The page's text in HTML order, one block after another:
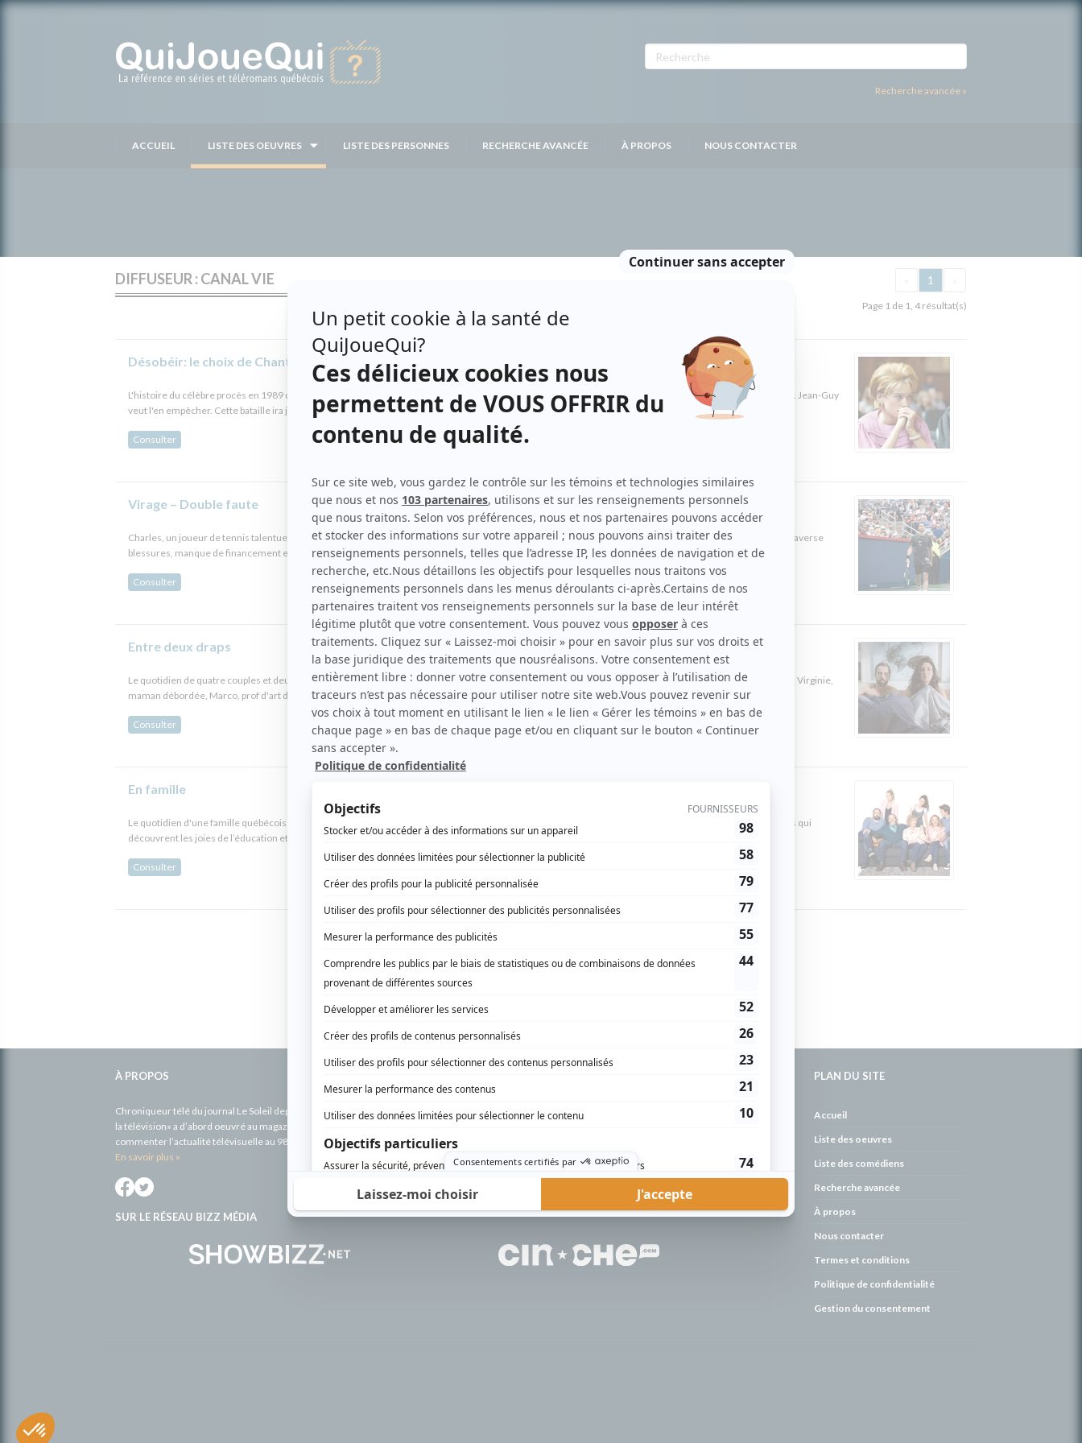
Recherche avancée »
ACCUEIL LISTE DES OEUVRES LISTE DES PERSONNES RECHERCHE AVANCÉE À PROPOS NOUS CONTACTER
DIFFUSEUR : CANAL VIE 1
Page 1 de 1, 4 résultat(s)
Désobéir: le choix de Chantale Daigle
L'histoire du célèbre procès en 1989 de Chantale Daigle contre Jean-Guy Tremblay. Enceinte au moment de leur rupture, Chantale décide de se faire avorter. Jean-Guy
veut l'en empêcher. Cette bataille ira jusqu'à la Cour suprême du Canada.
Consulter
Virage – Double faute
Charles, un joueur de tennis talentueux, n’a jamais réellement réussi à briller et vivote au 187e rang mondial. Continuant de consacrer sa vie à son sport, il traverse
blessures, manque de financement et troubles anxieux.Virage – Double fauteexplore la quête qui pousse certains sportif...
Consulter
Entre deux draps
Le quotidien de quatre couples et deux colocs d'âges et de milieux différents: le nouveau célibataire Thomas et son ami de longue date, l'envahissant Valère; Virginie,
maman débordée, Marco, prof d'art dramatique en pleine remise en question, et leur fille Florence, une véritable tornade; Lydia,...
Consulter
En famille
Le quotidien d'une famille québécoise (presque) comme les autres. Entre les grands-parents qui veulent profiter tranquillement de leur retraite, les parents qui
découvrent les joies de l’éducation et les ados qui rêvent de s'émanciper, les conflits et les heurts sont nombreux… mais pas assez pour...
Consulter
Page 1 de 1, 4 résultat(s)
À PROPOS
Chroniqueur télé du journal Le Soleil depuis 2001, Richard Therrien carbure à son petit écran. Celui qu’on surnomme parfois «l’encyclopédie de
la télévision» a d’abord oeuvré au magazine TV Hebdo de 1996 à 2001. Sa spécialité: la télé québécoise. On peut l’entendre régulièrement
commenter l’actualité télévisuelle au 98,5.
En savoir plus »
SUR LE RÉSEAU BIZZ MÉDIA
PLAN DU SITE
Accueil
Liste des oeuvres
Liste des comédiens
Recherche avancée
À propos
Nous contacter
Termes et conditions
Politique de confidentialité
Gestion du consentement